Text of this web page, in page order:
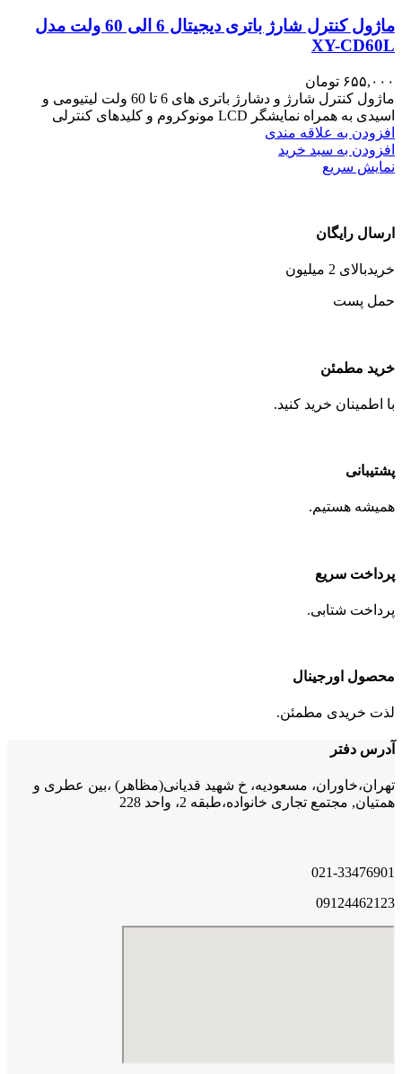
ماژول کنترل شارژ باتری دیجیتال 6 الی 60 ولت مدل
XY-CD60L
۶۵۵,۰۰۰ تومان
ماژول کنترل شارژ و دشارژ باتری های 6 تا 60 ولت لیتیومی و
اسیدی به همراه نمایشگر LCD مونوکروم و کلیدهای کنترلی
افزودن به علاقه مندی
افزودن به سبد خرید
نمایش سریع
ارسال رایگان
خریدبالای 2 میلیون
حمل پست
خرید مطمئن
با اطمینان خرید کنید.
پشتیبانی
همیشه هستیم.
پرداخت سریع
پرداخت شتابی.
محصول اورجینال
لذت خریدی مطمئن.
آدرس دفتر
تهران،خاوران، مسعودیه، خ شهید قدیانی(مظاهر) ،بین عطری و
همتیان, مجتمع تجاری خانواده،طبقه 2، واحد 228
021-33476901
09124462123